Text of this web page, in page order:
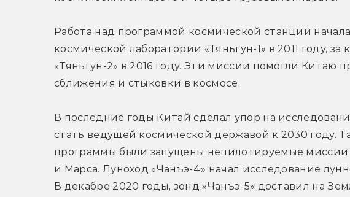
Работа над программой космической станции
космической лаборатории «Тяньгун-1» в 2011 году,
«Тяньгун-2» в 2016 году. Эти миссии помогли Китаю
сближения и стыковки в космосе.
В последние годы Китай сделал упор на
стать ведущей космической державой к 2030 году.
программы были запущены непилотируемые миссии
и Марса. Луноход «Чанъэ-4» начал исследование
В декабре 2020 годы, зонд «Чанъэ-5» доставил на